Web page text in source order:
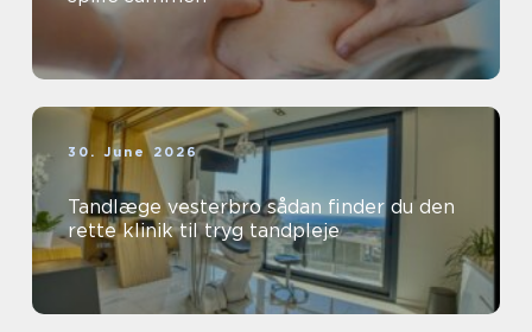
30. June 2026
Tandlæge vesterbro sådan finder du den
rette klinik til tryg tandpleje